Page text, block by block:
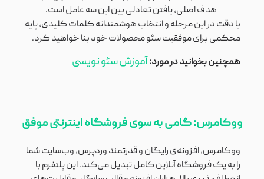
هدف اصلی، یافتن تعادلی بین این سه عامل است.
با دقت در این مرحله و انتخاب هوشمندانه کلمات کلیدی، پایه
محکمی برای موفقیت سئو محصولات خود بنا خواهید کرد.
همچنین بخوانید در مورد:آموزش سئو نویسی
ووکامرس: گامی به سوی فروشگاه اینترنتی موفق
ووکامرس، افزونه‌ی رایگان و قدرتمند وردپرس، وب‌سایت شما
را به یک فروشگاه آنلاین کامل تبدیل می‌کند. این پلتفرم با